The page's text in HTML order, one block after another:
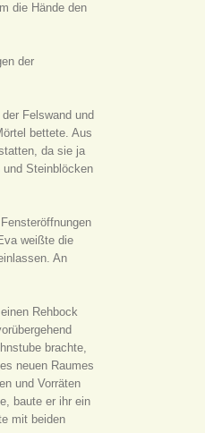
die Hände den
der
Felswand und
bettete. Aus
da sie ja
Steinblöcken
weißte die
An
Rehbock
brachte,
neuen Raumes
und Vorräten
baute er ihr ein
mit beiden